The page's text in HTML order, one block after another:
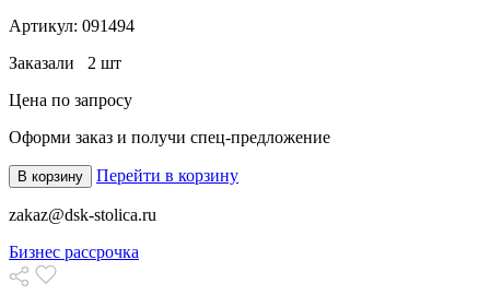
Артикул: 091494
Заказали 2 шт
Цена по запросу
Оформи заказ и получи спец-предложение
В корзину Перейти в корзину
zakaz@dsk-stolica.ru
Бизнес рассрочка